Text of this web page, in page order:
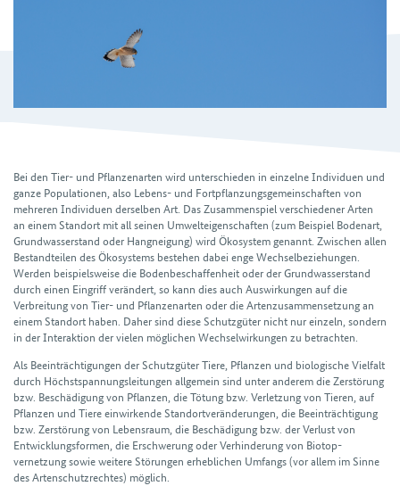
Bei den Tier- und Pflanzen­arten wird unter­schieden in einzelne Individuen und
ganze Populationen, also Lebens- und Fort­pflanzungs­gemein­schaften von
mehreren Individuen derselben Art. Das Zusammen­spiel verschiedener Arten
an einem Stand­ort mit all seinen Umwelt­eigen­schaften (zum Beispiel Bodenart,
Grundwasserstand oder Hangneigung) wird Öko­system genannt. Zwischen allen
Bestand­teilen des Öko­systems bestehen dabei enge Wechsel­beziehungen.
Werden beispiels­weise die Boden­beschaffen­heit oder der Grund­wasser­stand
durch einen Eingriff verändert, so kann dies auch Aus­wirkungen auf die
Verbreitung von Tier- und Pflanzen­arten oder die Arten­zusammen­setzung an
einem Stand­ort haben. Daher sind diese Schutzgüter nicht nur einzeln, sondern
in der Inter­aktion der vielen möglichen Wechselwirkungen zu betrachten.
Als Beein­trächtigungen der Schutz­güter Tiere, Pflanzen und biologische Vielfalt
durch Höchst­spannungs­leitungen allgemein sind unter anderem die Zerstörung
bzw. Beschädigung von Pflanzen, die Tötung bzw. Verletzung von Tieren, auf
Pflanzen und Tiere einwirkende Standort­veränderungen, die Beeinträchtigung
bzw. Zerstörung von Lebensraum, die Beschädigung bzw. der Verlust von
Entwicklungsformen, die Erschwerung oder Verhinderung von Biotop­
vernetzung sowie weitere Störungen erheblichen Umfangs (vor allem im Sinne
des Artenschutzrechtes) möglich.